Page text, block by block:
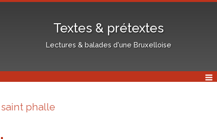
Textes & prétextes
Lectures & balades d'une Bruxelloise
saint phalle